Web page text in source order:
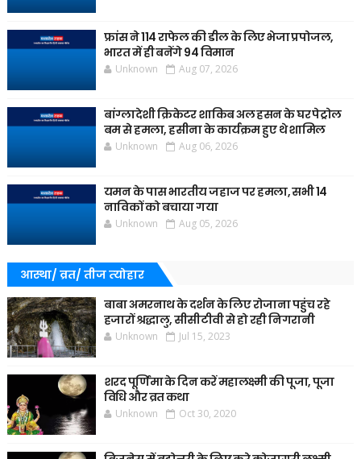
फ्रांस ने 114 राफेल की डील के लिए भेजा प्रपोजल,
भारत में ही बनेंगे 94 विमान
Unknown Aug 07, 2026
बांग्लादेशी क्रिकेटर शाकिब अल हसन के घर पेट्रोल
बम से हमला, हसीना के कार्यक्रम हुए थे शामिल
Unknown Aug 06, 2026
यमन के पास भारतीय जहाज पर हमला, सभी 14
नाविकों को बचाया गया
Unknown Aug 05, 2026
आस्था/ व्रत/ तीज त्‍योहार
बाबा अमरनाथ के दर्शन के लिए रोजाना पहुंच रहे
हजारों श्रद्धालु, सीसीटीवी से हो रही निगरानी
Unknown Jul 15, 2023
शरद पूर्णिमा के दिन करें महालक्ष्मी की पूजा, पूजा
विधि और व्रत कथा
Unknown Oct 30, 2020